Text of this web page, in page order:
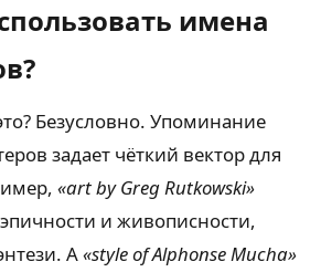
имена
Безусловно. Упоминание
задает чёткий вектор для
«art by Greg Rutkowski»
и живописности,
А«style of Alphonse Mucha»